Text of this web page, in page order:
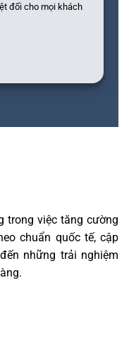
đối cho mọi khách
trong việc tăng cường
chuẩn quốc tế, cập
những trải nghiệm